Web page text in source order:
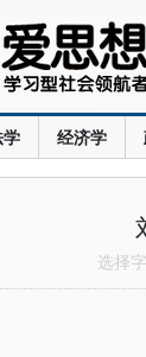
经济学
选择